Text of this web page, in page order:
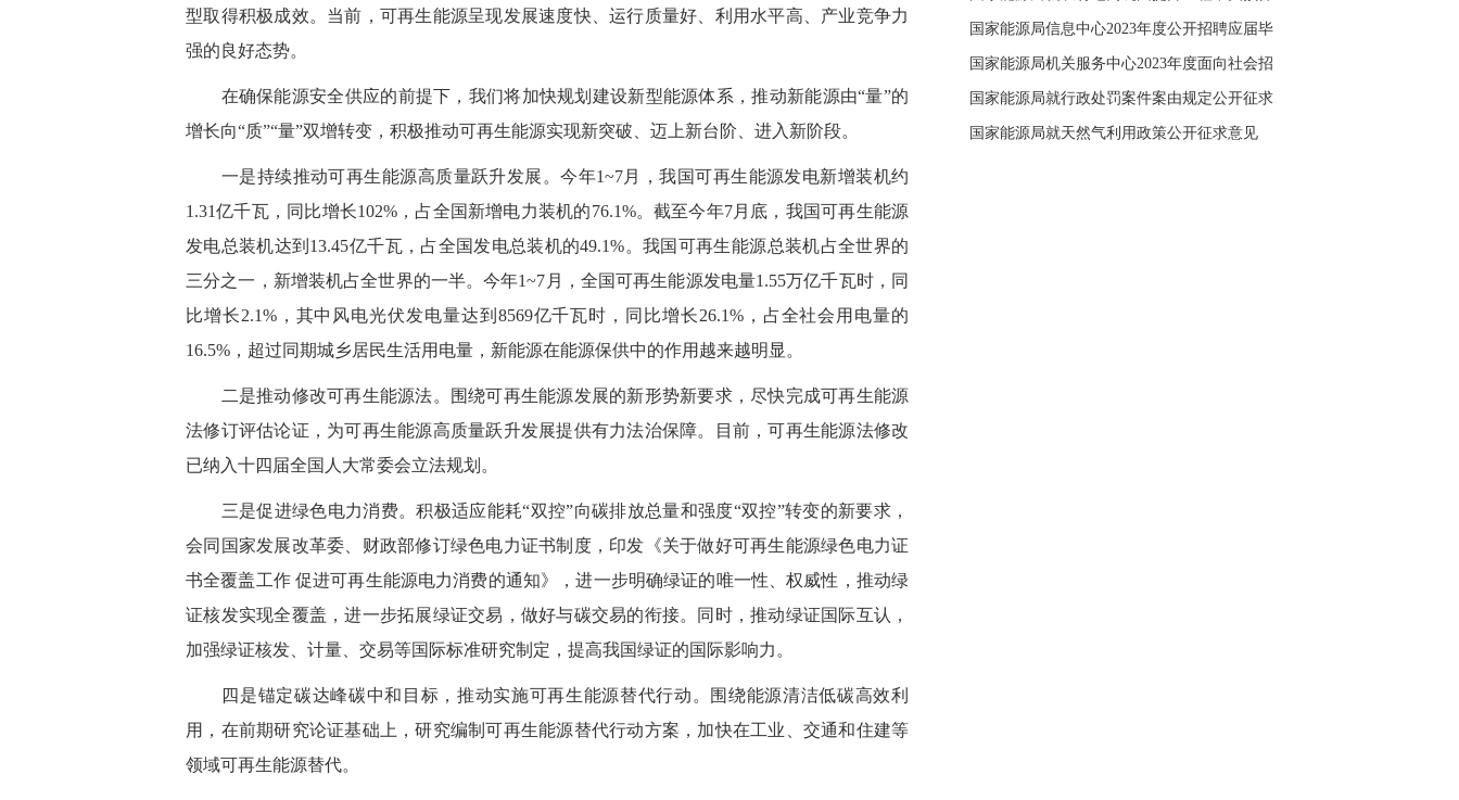
型取得积极成效。当前，可再生能源呈现发展速度快、运行质量好、利用水平高、产业竞争力
强的良好态势。
在确保能源安全供应的前提下，我们将加快规划建设新型能源体系，推动新能源由“量”的
增长向“质”“量”双增转变，积极推动可再生能源实现新突破、迈上新台阶、进入新阶段。
一是持续推动可再生能源高质量跃升发展。今年1~7月，我国可再生能源发电新增装机约
1.31亿千瓦，同比增长102%，占全国新增电力装机的76.1%。截至今年7月底，我国可再生能源
发电总装机达到13.45亿千瓦，占全国发电总装机的49.1%。我国可再生能源总装机占全世界的
三分之一，新增装机占全世界的一半。今年1~7月，全国可再生能源发电量1.55万亿千瓦时，同
比增长2.1%，其中风电光伏发电量达到8569亿千瓦时，同比增长26.1%，占全社会用电量的
16.5%，超过同期城乡居民生活用电量，新能源在能源保供中的作用越来越明显。
二是推动修改可再生能源法。围绕可再生能源发展的新形势新要求，尽快完成可再生能源
法修订评估论证，为可再生能源高质量跃升发展提供有力法治保障。目前，可再生能源法修改
已纳入十四届全国人大常委会立法规划。
三是促进绿色电力消费。积极适应能耗“双控”向碳排放总量和强度“双控”转变的新要求，
会同国家发展改革委、财政部修订绿色电力证书制度，印发《关于做好可再生能源绿色电力证
书全覆盖工作 促进可再生能源电力消费的通知》，进一步明确绿证的唯一性、权威性，推动绿
证核发实现全覆盖，进一步拓展绿证交易，做好与碳交易的衔接。同时，推动绿证国际互认，
加强绿证核发、计量、交易等国际标准研究制定，提高我国绿证的国际影响力。
四是锚定碳达峰碳中和目标，推动实施可再生能源替代行动。围绕能源清洁低碳高效利
用，在前期研究论证基础上，研究编制可再生能源替代行动方案，加快在工业、交通和住建等
领域可再生能源替代。
国家能源局信息中心2023年度公开招聘应届毕业生公告
国家能源局机关服务中心2023年度面向社会招聘工作人员公告
国家能源局就行政处罚案件案由规定公开征求意见
国家能源局就天然气利用政策公开征求意见